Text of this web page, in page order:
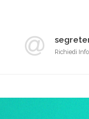
Richiedi